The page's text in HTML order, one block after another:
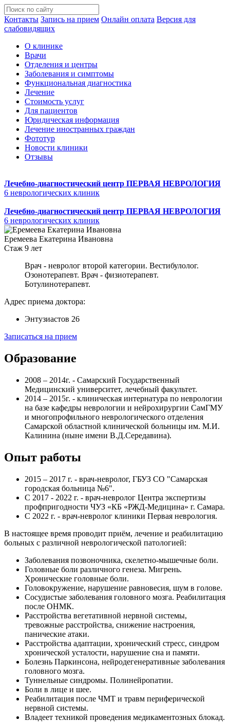
Контакты Запись на прием Онлайн оплата Версия для
слабовидящих
О клинике
Врачи
Отделения и центры
Заболевания и симптомы
Функциональная диагностика
Лечение
Стоимость услуг
Для пациентов
Юридическая информация
Лечение иностранных граждан
Фототур
Новости клиники
Отзывы
Лечебно-диагностический центр ПЕРВАЯ НЕВРОЛОГИЯ
6 неврологических клиник
Лечебно-диагностический центр ПЕРВАЯ НЕВРОЛОГИЯ
6 неврологических клиник
Еремеева Екатерина Ивановна
Стаж 9 лет
Врач - невролог второй категории. Вестибулолог.
Озонотерапевт. Врач - физиотерапевт.
Ботулинотерапевт.
Адрес приема доктора:
Энтузиастов 26
Записаться на прием
Образование
2008 – 2014г. - Самарский Государственный
Медицинский университет, лечебный факультет.
2014 – 2015г. - клиническая интернатура по неврологии
на базе кафедры неврологии и нейрохирургии СамГМУ
и многопрофильного неврологического отделения
Самарской областной клинической больницы им. М.И.
Калинина (ныне имени В.Д.Середавина).
Опыт работы
2015 – 2017 г. - врач-невролог, ГБУЗ СО "Самарская
городская больница №6".
С 2017 - 2022 г. - врач-невролог Центра экспертизы
профпригодности ЧУЗ «КБ «РЖД-Медицина» г. Самара.
С 2022 г. - врач-невролог клиники Первая неврология.
В настоящее время проводит приём, лечение и реабилитацию
больных с различной неврологической патологией:
Заболевания позвоночника, скелетно-мышечные боли.
Головные боли различного генеза. Мигрень.
Хронические головные боли.
Головокружение, нарушение равновесия, шум в голове.
Сосудистые заболевания головного мозга. Реабилитация
после ОНМК.
Расстройства вегетативной нервной системы,
тревожные расстройства, снижение настроения,
панические атаки.
Расстройства адаптации, хронический стресс, синдром
хронической усталости, нарушение сна и памяти.
Болезнь Паркинсона, нейродегенеративные заболевания
головного мозга.
Туннельные синдромы. Полинейропатии.
Боли в лице и шее.
Реабилитация после ЧМТ и травм периферической
нервной системы.
Владеет техникой проведения медикаментозных блокад.